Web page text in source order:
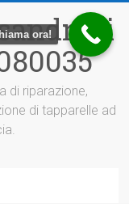
di riparazione,
di tapparelle ad
ora!